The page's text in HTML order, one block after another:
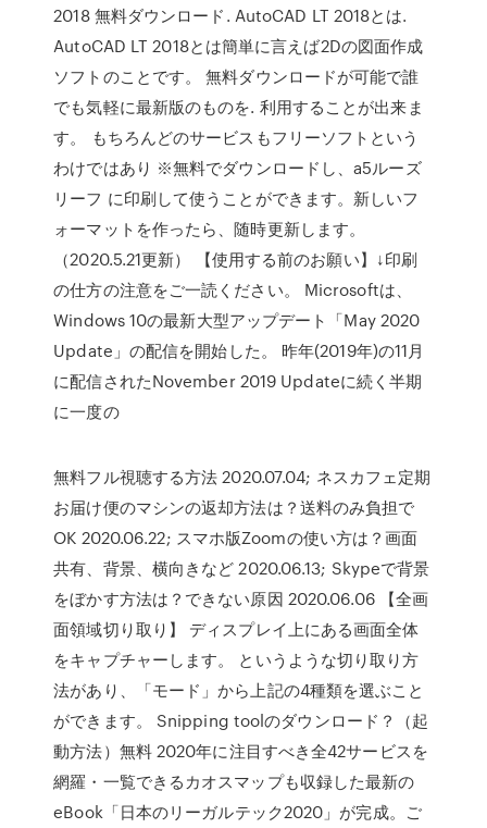
2018 無料ダウンロード. AutoCAD LT 2018とは.
AutoCAD LT 2018とは簡単に言えば2Dの図面作成
ソフトのことです。 無料ダウンロードが可能で誰
でも気軽に最新版のものを. 利用することが出来ま
す。 もちろんどのサービスもフリーソフトという
わけではあり ※無料でダウンロードし、a5ルーズ
リーフ に印刷して使うことができます。新しいフ
ォーマットを作ったら、随時更新します。
（2020.5.21更新） 【使用する前のお願い】↓印刷
の仕方の注意をご一読ください。 Microsoftは、
Windows 10の最新大型アップデート「May 2020
Update」の配信を開始した。 昨年(2019年)の11月
に配信されたNovember 2019 Updateに続く半期
に一度の
無料フル視聴する方法 2020.07.04; ネスカフェ定期
お届け便のマシンの返却方法は？送料のみ負担で
OK 2020.06.22; スマホ版Zoomの使い方は？画面
共有、背景、横向きなど 2020.06.13; Skypeで背景
をぼかす方法は？できない原因 2020.06.06 【全画
面領域切り取り】 ディスプレイ上にある画面全体
をキャプチャーします。 というような切り取り方
法があり、「モード」から上記の4種類を選ぶこと
ができます。 Snipping toolのダウンロード？（起
動方法）無料 2020年に注目すべき全42サービスを
網羅・一覧できるカオスマップも収録した最新の
eBook「日本のリーガルテック2020」が完成。ご